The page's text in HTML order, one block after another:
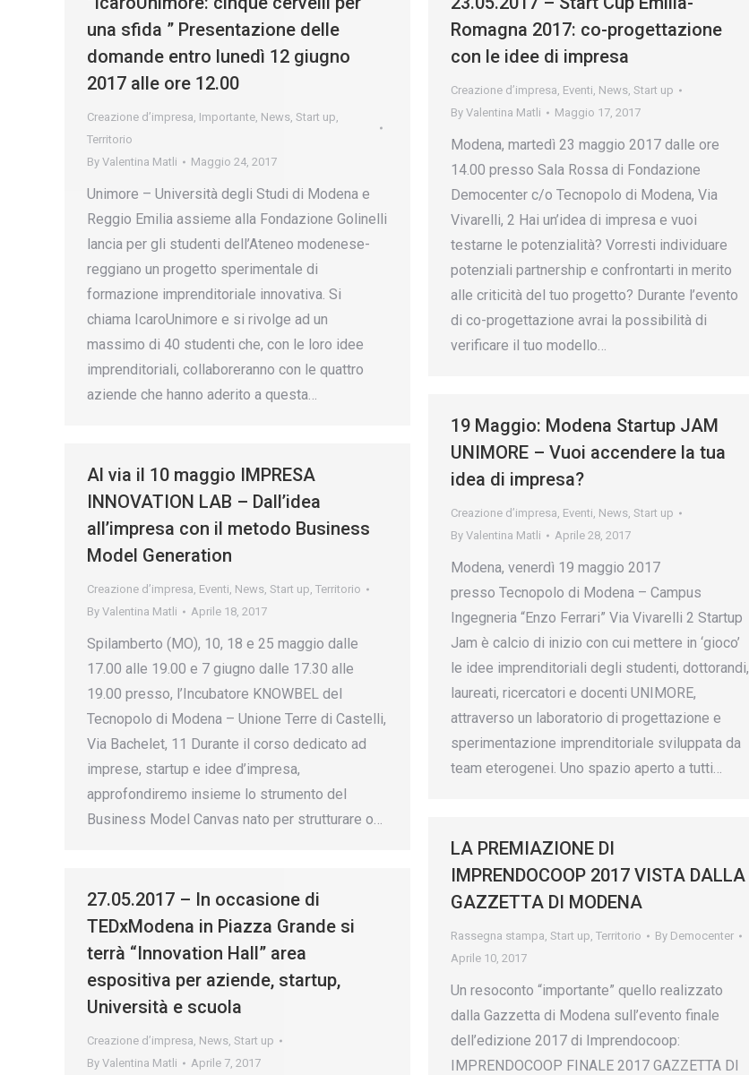
una sfida ” Presentazione delle
domande entro lunedì 12 giugno
2017 alle ore 12.00
Creazione d’impresa, Importante, News, Start up,
Territorio
By Valentina Matli Maggio 24, 2017
Unimore – Università degli Studi di Modena e
Reggio Emilia assieme alla Fondazione Golinelli
lancia per gli studenti dell’Ateneo modenese-
reggiano un progetto sperimentale di
formazione imprenditoriale innovativa. Si
chiama IcaroUnimore e si rivolge ad un
massimo di 40 studenti che, con le loro idee
imprenditoriali, collaboreranno con le quattro
aziende che hanno aderito a questa…
Romagna 2017: co-progettazione
con le idee di impresa
Creazione d’impresa, Eventi, News, Start up
By Valentina Matli Maggio 17, 2017
Modena, martedì 23 maggio 2017 dalle ore
14.00 presso Sala Rossa di Fondazione
Democenter c/o Tecnopolo di Modena, Via
Vivarelli, 2 Hai un’idea di impresa e vuoi
testarne le potenzialità? Vorresti individuare
potenziali partnership e confrontarti in merito
alle criticità del tuo progetto? Durante l’evento
di co-progettazione avrai la possibilità di
verificare il tuo modello…
19 Maggio: Modena Startup JAM
UNIMORE – Vuoi accendere la tua
idea di impresa?
Creazione d’impresa, Eventi, News, Start up
By Valentina Matli Aprile 28, 2017
Modena, venerdì 19 maggio 2017
presso Tecnopolo di Modena – Campus
Ingegneria “Enzo Ferrari” Via Vivarelli 2 Startup
Jam è calcio di inizio con cui mettere in ‘gioco’
le idee imprenditoriali degli studenti, dottorandi,
laureati, ricercatori e docenti UNIMORE,
attraverso un laboratorio di progettazione e
sperimentazione imprenditoriale sviluppata da
team eterogenei. Uno spazio aperto a tutti…
Al via il 10 maggio IMPRESA
INNOVATION LAB – Dall’idea
all’impresa con il metodo Business
Model Generation
Creazione d’impresa, Eventi, News, Start up, Territorio
By Valentina Matli Aprile 18, 2017
Spilamberto (MO), 10, 18 e 25 maggio dalle
17.00 alle 19.00 e 7 giugno dalle 17.30 alle
19.00 presso, l’Incubatore KNOWBEL del
Tecnopolo di Modena – Unione Terre di Castelli,
Via Bachelet, 11 Durante il corso dedicato ad
imprese, startup e idee d’impresa,
approfondiremo insieme lo strumento del
Business Model Canvas nato per strutturare o…
LA PREMIAZIONE DI
IMPRENDOCOOP 2017 VISTA DALLA
GAZZETTA DI MODENA
Rassegna stampa, Start up, Territorio By Democenter
Aprile 10, 2017
Un resoconto “importante” quello realizzato
dalla Gazzetta di Modena sull’evento finale
dell’edizione 2017 di Imprendocoop:
IMPRENDOCOOP FINALE 2017 GAZZETTA DI
27.05.2017 – In occasione di
TEDxModena in Piazza Grande si
terrà “Innovation Hall” area
espositiva per aziende, startup,
Università e scuola
Creazione d’impresa, News, Start up
By Valentina Matli Aprile 7, 2017